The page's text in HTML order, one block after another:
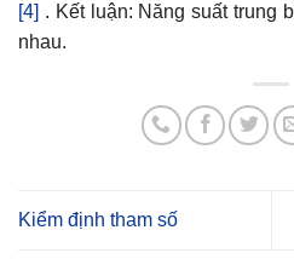
[4] . Kết luận: Năng suất trung
nhau.
Kiểm định tham số